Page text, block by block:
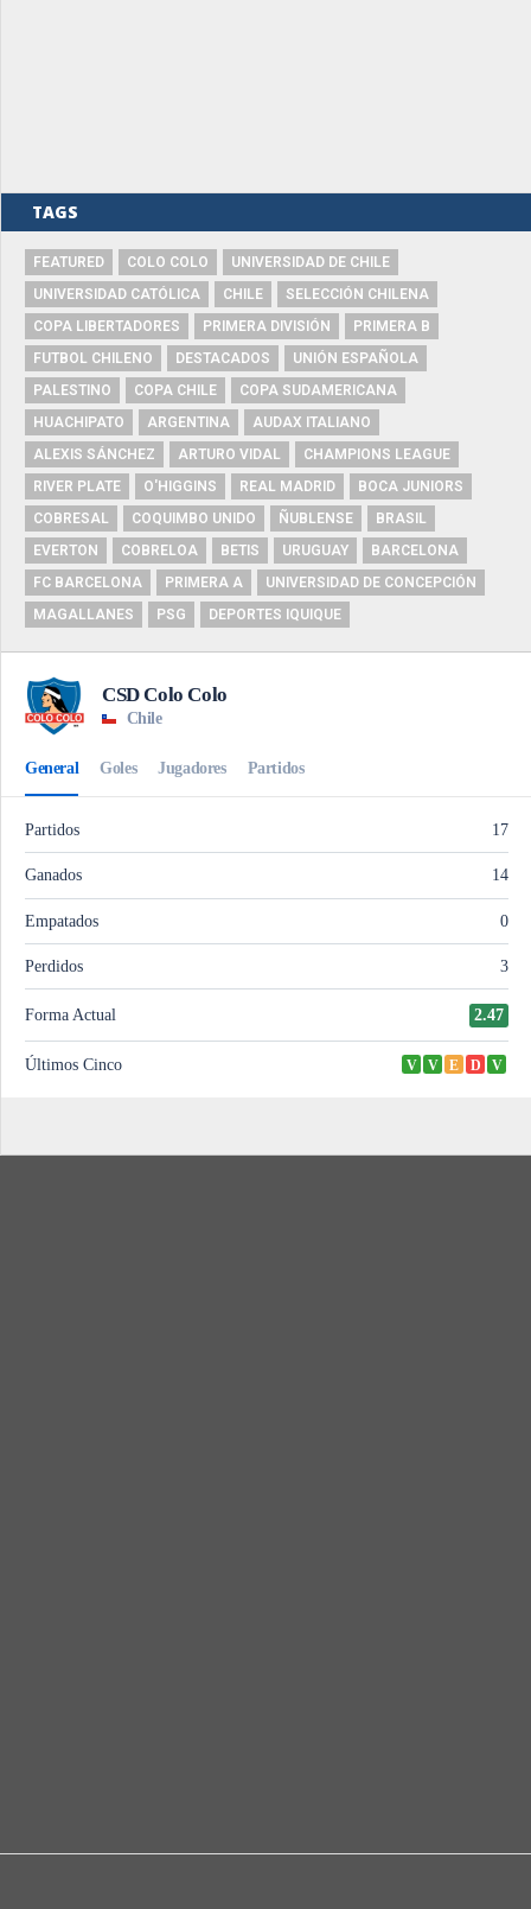
TAGS
FEATURED COLO COLO
UNIVERSIDAD DE CHILE
UNIVERSIDAD CATÓLICA
CHILE
SELECCIÓN CHILENA
COPA LIBERTADORES
PRIMERA DIVISIÓN
PRIMERA B
FUTBOL CHILENO
DESTACADOS
UNIÓN ESPAÑOLA
PALESTINO
COPA CHILE
COPA SUDAMERICANA
HUACHIPATO
ARGENTINA
AUDAX ITALIANO
ALEXIS SÁNCHEZ
ARTURO VIDAL
CHAMPIONS LEAGUE
RIVER PLATE
O'HIGGINS REAL MADRID
BOCA JUNIORS
COBRESAL
COQUIMBO UNIDO ÑUBLENSE
BRASIL
EVERTON
COBRELOA BETIS URUGUAY
BARCELONA
FC BARCELONA
PRIMERA A
UNIVERSIDAD DE CONCEPCIÓN
MAGALLANES
PSG DEPORTES IQUIQUE